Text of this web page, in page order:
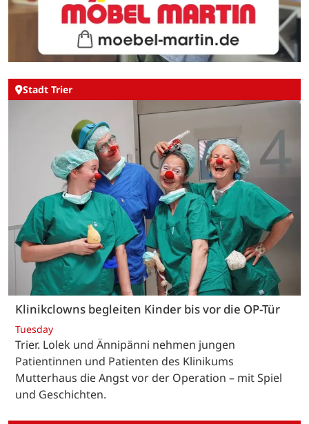
Stadt Trier
Klinikclowns begleiten Kinder bis vor die OP-Tür
Tuesday
Trier. Lolek und Ännipänni nehmen jungen
Patientinnen und Patienten des Klinikums
Mutterhaus die Angst vor der Operation – mit Spiel
und Geschichten.